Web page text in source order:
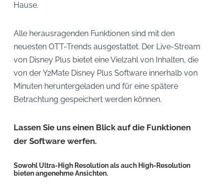
Hause.
Alle herausragenden Funktionen sind mit den
neuesten OTT-Trends ausgestattet. Der Live-Stream
von Disney Plus bietet eine Vielzahl von Inhalten, die
von der Y2Mate Disney Plus Software innerhalb von
Minuten heruntergeladen und für eine spätere
Betrachtung gespeichert werden können.
Lassen Sie uns einen Blick auf die Funktionen
der Software werfen.
Sowohl Ultra-High Resolution als auch High-Resolution
bieten angenehme Ansichten.